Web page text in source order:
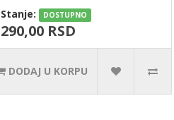
Stanje:
DOSTUPNO
290,00 RSD
DODAJ U KORPU